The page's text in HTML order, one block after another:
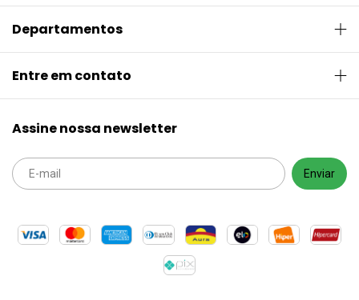
Departamentos
Entre em contato
Assine nossa newsletter